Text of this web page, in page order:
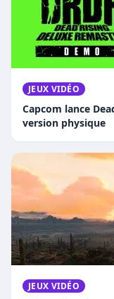
JEUX VIDÉO
Capcom lance
version physique
JEUX VIDÉO